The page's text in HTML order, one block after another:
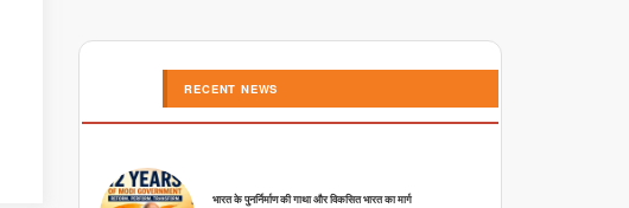
RECENT NEWS
भारत के पुनर्निर्माण की गाथा और विकसित भारत का मार्ग